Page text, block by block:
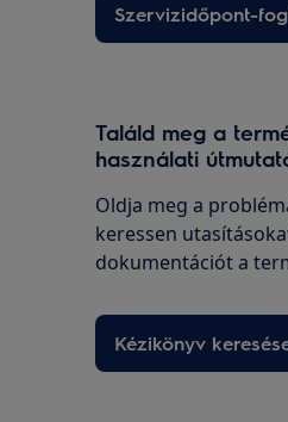
Szervizidőpont-
Találd meg a
használati
Oldja meg a
keressen
dokumentációt a
Kézikönyv